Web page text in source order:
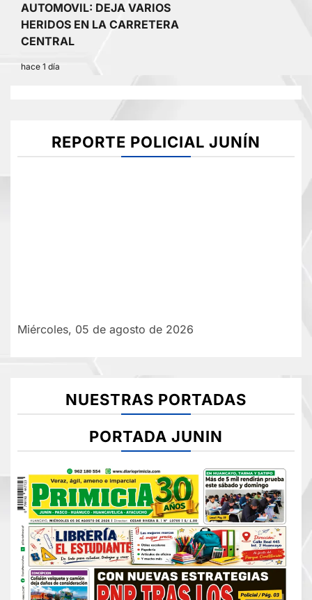
AUTOMOVIL: DEJA VARIOS
HERIDOS EN LA CARRETERA
CENTRAL
hace 1 día
REPORTE POLICIAL JUNÍN
Miércoles, 05 de agosto de 2026
NUESTRAS PORTADAS
PORTADA JUNIN